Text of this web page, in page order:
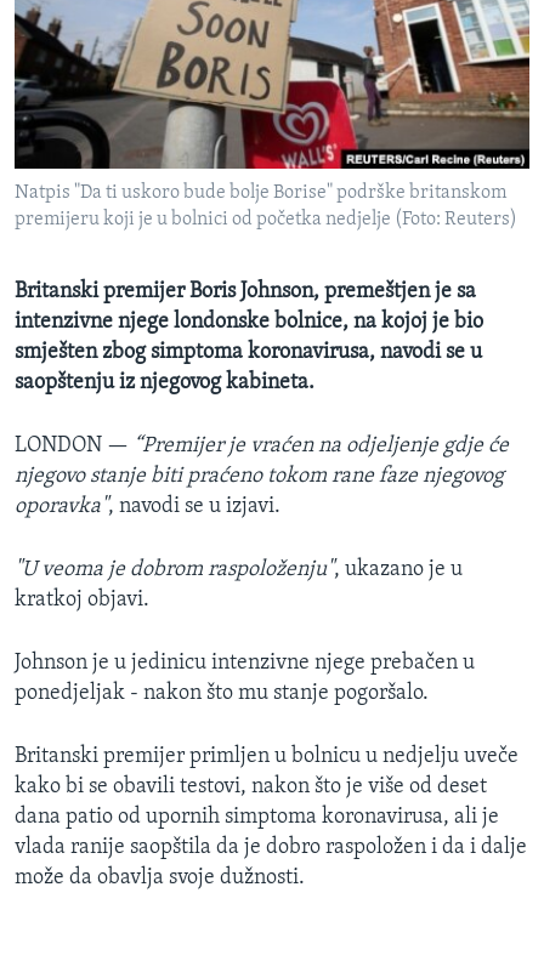
MAGAZIN
O GLASU AMERIKE
Learning English
PRATITE NAS
Jezici
Natpis "Da ti uskoro bude bolje Borise" podrške britanskom
premijeru koji je u bolnici od početka nedjelje (Foto: Reuters)
Britanski premijer Boris Johnson, premeštjen je sa
intenzivne njege londonske bolnice, na kojoj je bio
smješten zbog simptoma koronavirusa, navodi se u
saopštenju iz njegovog kabineta.
LONDON — “Premijer je vraćen na odjeljenje gdje će
njegovo stanje biti praćeno tokom rane faze njegovog
oporavka", navodi se u izjavi.
"U veoma je dobrom raspoloženju", ukazano je u
kratkoj objavi.
Johnson je u jedinicu intenzivne njege prebačen u
ponedjeljak - nakon što mu stanje pogoršalo.
Britanski premijer primljen u bolnicu u nedjelju uveče
kako bi se obavili testovi, nakon što je više od deset
dana patio od upornih simptoma koronavirusa, ali je
vlada ranije saopštila da je dobro raspoložen i da i dalje
može da obavlja svoje dužnosti.